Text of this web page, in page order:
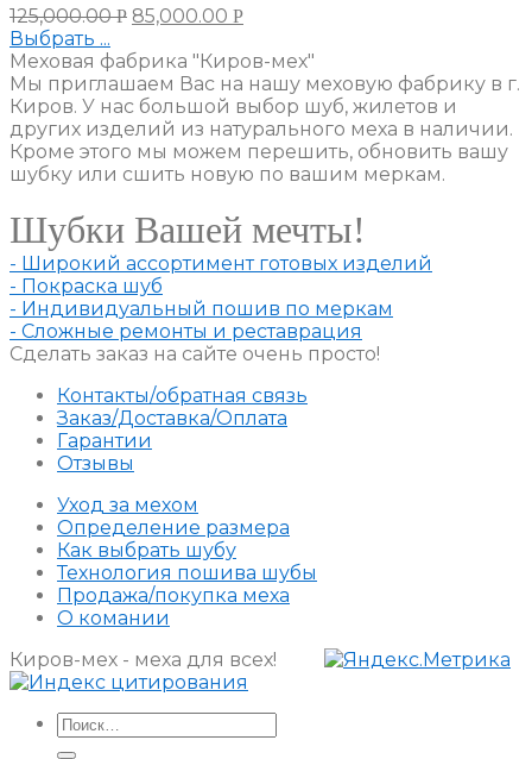
125,000.00Р 85,000.00 Р
Выбрать ...
Меховая фабрика "Киров-мех"
Мы приглашаем Вас на нашу меховую фабрику в г.
Киров. У нас большой выбор шуб, жилетов и
других изделий из натурального меха в наличии.
Кроме этого мы можем перешить, обновить вашу
шубку или сшить новую по вашим меркам.
Шубки Вашей мечты!
- Широкий ассортимент готовых изделий
- Покраска шуб
- Индивидуальный пошив по меркам
- Сложные ремонты и реставрация
Сделать заказ на сайте очень просто!
Контакты/обратная связь
Заказ/Доставка/Оплата
Гарантии
Отзывы
Уход за мехом
Определение размера
Как выбрать шубу
Технология пошива шубы
Продажа/покупка меха
О комании
Киров-мех - меха для всех!
Искать: